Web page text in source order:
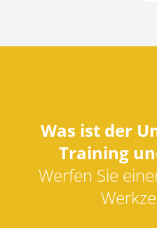
Was ist der
Training
Werfen Sie